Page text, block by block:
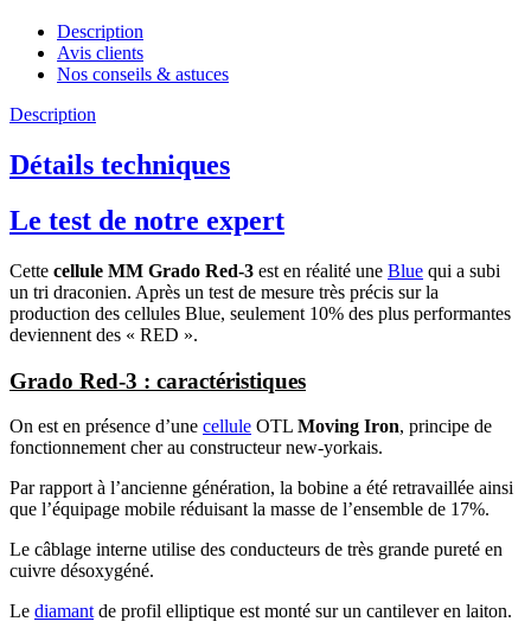
Description
Avis clients
Nos conseils & astuces
Description
Détails techniques
Le test de notre expert
Cette cellule MM Grado Red-3 est en réalité une Blue qui a subi
un tri draconien. Après un test de mesure très précis sur la
production des cellules Blue, seulement 10% des plus performantes
deviennent des « RED ».
Grado Red-3 : caractéristiques
On est en présence d’une cellule OTL Moving Iron, principe de
fonctionnement cher au constructeur new-yorkais.
Par rapport à l’ancienne génération, la bobine a été retravaillée ainsi
que l’équipage mobile réduisant la masse de l’ensemble de 17%.
Le câblage interne utilise des conducteurs de très grande pureté en
cuivre désoxygéné.
Le diamant de profil elliptique est monté sur un cantilever en laiton.